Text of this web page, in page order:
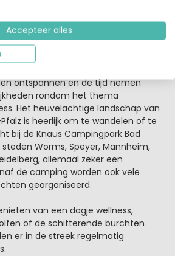
vinden.
fantastische Duitse
ontspannen en de tijd nemen
rondom het thema
Het heuvelachtige landschap van
is heerlijk om te wandelen of te
bij de Knaus Campingpark Bad
Worms, Speyer, Mannheim,
allemaal zeker een
de camping worden ook vele
georganiseerd.
van een dagje wellness,
of de schitterende burchten
er in de streek regelmatig
Accepteer alles